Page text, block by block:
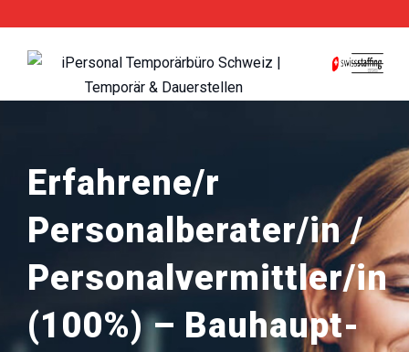
content
Erfahrene/r
Personalberater/in /
Personalvermittler/in
(100%) – Bauhaupt-